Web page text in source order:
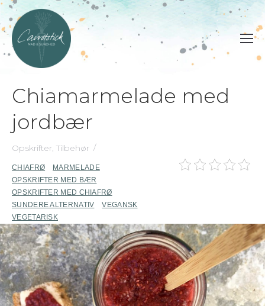
Chiamarmelade med
jordbær
Opskrifter, Tilbehør
CHIAFRØ
MARMELADE
OPSKRIFTER MED BÆR
OPSKRIFTER MED CHIAFRØ
SUNDERE ALTERNATIV
VEGANSK
VEGETARISK